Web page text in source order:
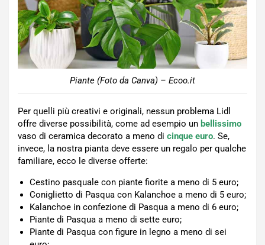
Piante (Foto da Canva) – Ecoo.it
Per quelli più creativi e originali, nessun problema Lidl
offre diverse possibilità, come ad esempio un bellissimo
vaso di ceramica decorato a meno di cinque euro. Se,
invece, la nostra pianta deve essere un regalo per qualche
familiare, ecco le diverse offerte:
Cestino pasquale con piante fiorite a meno di 5 euro;
Coniglietto di Pasqua con Kalanchoe a meno di 5 euro;
Kalanchoe in confezione di Pasqua a meno di 6 euro;
Piante di Pasqua a meno di sette euro;
Piante di Pasqua con figure in legno a meno di sei